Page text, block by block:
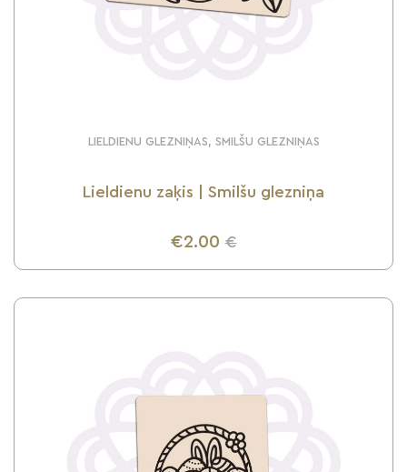
LIELDIENU GLEZNIŅAS, SMILŠU GLEZNIŅAS
Lieldienu zaķis | Smilšu glezniņa
€2.00 €
UZZINI VAIRĀK